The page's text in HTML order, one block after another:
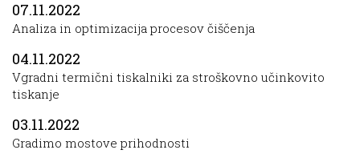
07.11.2022
Analiza in optimizacija procesov čiščenja
04.11.2022
Vgradni termični tiskalniki za stroškovno učinkovito
tiskanje
03.11.2022
Gradimo mostove prihodnosti